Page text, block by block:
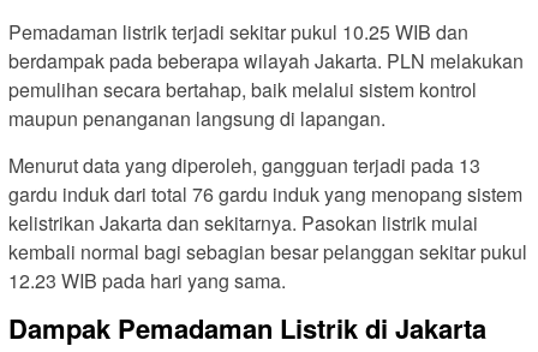
Pemadaman listrik terjadi sekitar pukul 10.25 WIB dan
berdampak pada beberapa wilayah Jakarta. PLN melakukan
pemulihan secara bertahap, baik melalui sistem kontrol
maupun penanganan langsung di lapangan.
Menurut data yang diperoleh, gangguan terjadi pada 13
gardu induk dari total 76 gardu induk yang menopang sistem
kelistrikan Jakarta dan sekitarnya. Pasokan listrik mulai
kembali normal bagi sebagian besar pelanggan sekitar pukul
12.23 WIB pada hari yang sama.
Dampak Pemadaman Listrik di Jakarta